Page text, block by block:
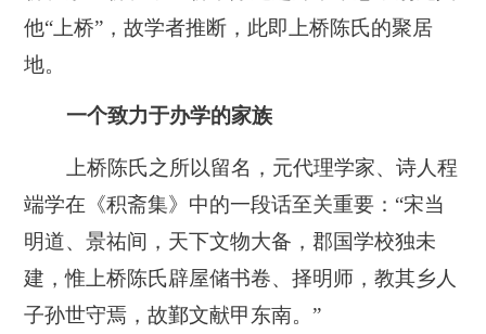
他“上桥”，故学者推断，此即上桥陈氏的聚居
地。
一个致力于办学的家族
上桥陈氏之所以留名，元代理学家、诗人程
端学在《积斋集》中的一段话至关重要：“宋当
明道、景祐间，天下文物大备，郡国学校独未
建，惟上桥陈氏辟屋储书卷、择明师，教其乡人
子孙世守焉，故鄞文献甲东南。”